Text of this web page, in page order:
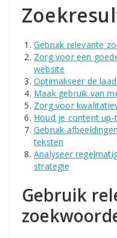
Gebruik relevante
Zorg voor een
website
Optimaliseer de
Maak gebruik van
Zorg voor
Houd je content
Gebruik
teksten
Analyseer
strategie
Gebruik